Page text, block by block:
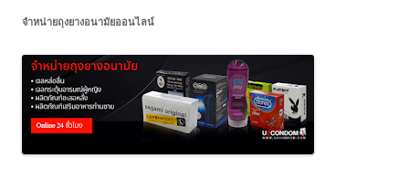
จำหน่ายถุงยางอนามัยออนไลน์